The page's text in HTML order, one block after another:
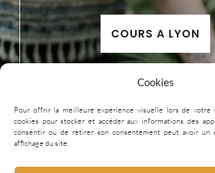
Cookies
Pour offrir la meilleure expérience visuelle lors de votre
cookies pour stocker et accéder aux informations des
consentir ou de retirer son consentement peut avoir
affichage du site.
COURS A LYON